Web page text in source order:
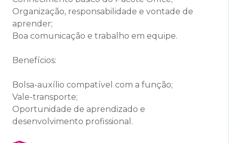
Organização, responsabilidade e vontade de
aprender;
Boa comunicação e trabalho em equipe.
Benefícios:
Bolsa-auxílio compatível com a função;
Vale-transporte;
Oportunidade de aprendizado e
desenvolvimento profissional.